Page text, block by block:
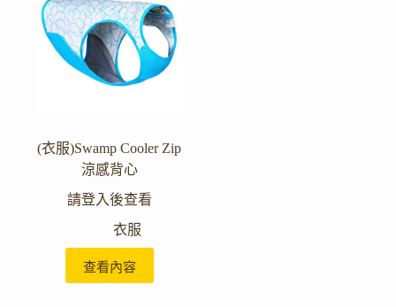
(衣服)Swamp Cooler Zip
涼感背心
請登入後查看
衣服
查看內容